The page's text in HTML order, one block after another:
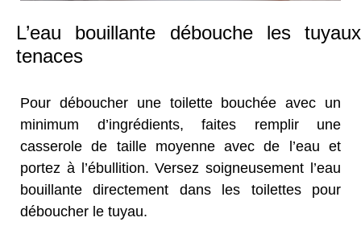
L’eau bouillante débouche les tuyaux
tenaces
Pour déboucher une toilette bouchée avec un
minimum d’ingrédients, faites remplir une
casserole de taille moyenne avec de l’eau et
portez à l’ébullition. Versez soigneusement l’eau
bouillante directement dans les toilettes pour
déboucher le tuyau.